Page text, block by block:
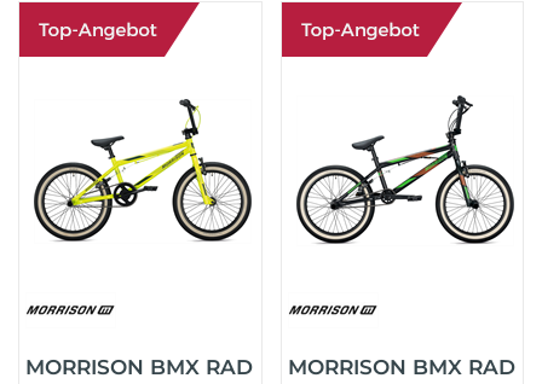
MORRISON BMX RAD
MORRISON BMX RAD